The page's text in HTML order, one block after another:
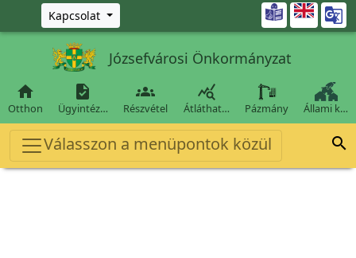
Ugrás a fő tartalomra
Kapcsolat 
Józsefvárosi Önkormányzat

Otthon

Ügyintéz…

Részvétel

Átláthat… Pázmány Állami k…
Válasszon a menüpontok közül 